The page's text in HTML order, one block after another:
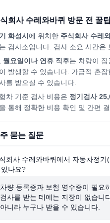
회사 수레와바퀴 방문 전 꿀팁
화성시 에 위치한 주식회사 수레
검사소입니다. 검사 소요 시간은
월요일이나 연휴 직후는 차량이 집
발생할 수 있습니다. 가급적 혼잡
를 받으실 수 있습니다.
차 기준 검사 비용은 정기검사
통해 정확한 비용 확인 및 간편
묻는 질문
회사 수레와바퀴에서 자동차정
나요?
차량 등록증과 보험 영수증이 필요
검사를 받는 데에는 지장이 없습니
아니라 누구나 받을 수 있습니다.